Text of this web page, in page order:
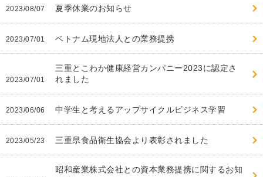
2023/08/07 夏季休業のお知らせ
2023/07/01 ベトナム現地法人との業務提携
2023/07/01
三重とこわか健康経営カンパニー2023に認定さ
れました
2023/06/06 中学生と考えるアップサイクルビジネス学習
2023/05/23 三重県食品衛生協会より表彰されました
昭和産業株式会社との資本業務提携に関するお知